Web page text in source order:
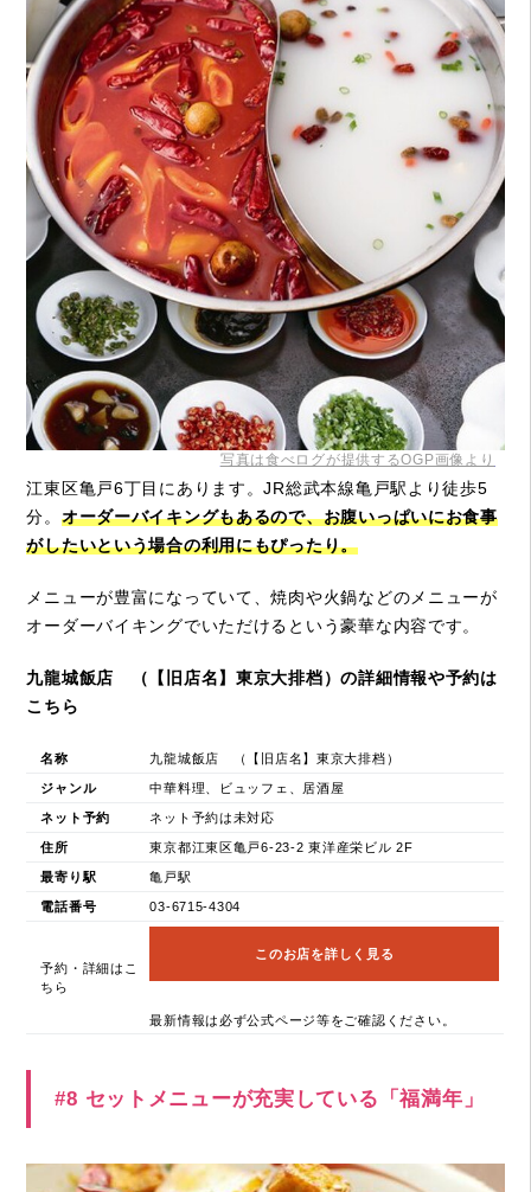
写真は食べログが提供するOGP画像より
江東区亀戸6丁目にあります。JR総武本線亀戸駅より徒歩5
分。 オーダーバイキングもあるので、お腹いっぱいにお食事
がしたいという場合の利用にもぴったり。
メニューが豊富になっていて、焼肉や火鍋などのメニューが
オーダーバイキングでいただけるという豪華な内容です。
九龍城飯店 （【旧店名】東京大排档）の詳細情報や予約は
こちら
名称 九龍城飯店 （【旧店名】東京大排档）
ジャンル 中華料理、ビュッフェ、居酒屋
ネット予約 ネット予約は未対応
住所 東京都江東区亀戸6-23-2 東洋産栄ビル 2F
最寄り駅 亀戸駅
電話番号 03-6715-4304
予約・詳細はこ
ちら
このお店を詳しく見る
最新情報は必ず公式ページ等をご確認ください。
#8 セットメニューが充実している「福満年」